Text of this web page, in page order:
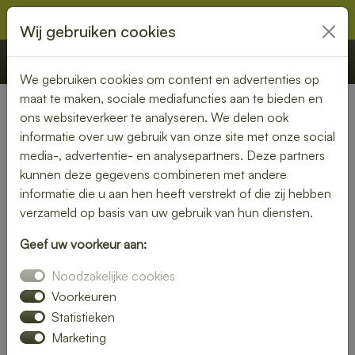
€ 0,00 Offerte Bestellen
Nederland» Vogelenzang
Lunch bezorgen in
Vogelenzang – smaakvol en
gemakkelijk
in Vogelenzang en geniet van verse gerechten op jouw
gewenste locatie. Van kleurrijke salades tot knapperige
broodjes – wij bezorgen jouw lunch vers en op tijd.
Plaats eenvoudig je bestelling online en laat je verrassen
Wij gebruiken cookies
We gebruiken cookies om content en advertenties op
maat te maken, sociale mediafuncties aan te bieden en
ons websiteverkeer te analyseren. We delen ook
informatie over uw gebruik van onze site met onze social
media-, advertentie- en analysepartners. Deze partners
kunnen deze gegevens combineren met andere
informatie die u aan hen heeft verstrekt of die zij hebben
verzameld op basis van uw gebruik van hun diensten.
Geef uw voorkeur aan:
Noodzakelijke cookies
Voorkeuren
Statistieken
Marketing